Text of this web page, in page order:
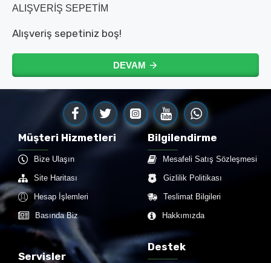
ALIŞVERIŞ SEPETIM
Alışveriş sepetiniz boş!
DEVAM
Müşteri Hizmetleri
Bize Ulaşın
Site Haritası
Hesap İşlemleri
Basında Biz
Bilgilendirme
Mesafeli Satış Sözleşmesi
Gizlilik Politikası
Teslimat Bilgileri
Hakkımızda
Servisler
Destek